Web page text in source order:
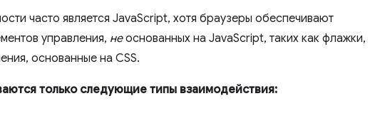
часто является JavaScript, хотя браузеры обеспечивают
управления, неоснованных на JavaScript, таких как флажки,
основанные на CSS.
только следующие типы взаимодействия: